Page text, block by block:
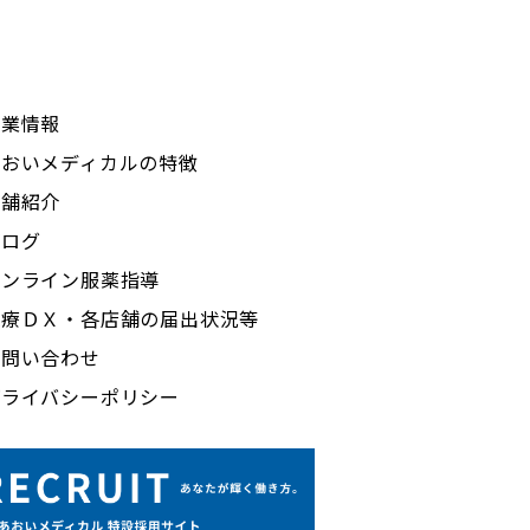
情報
いメディカルの特徴
紹介
グ
ライン服薬指導
ＤＸ・各店舗の届出状況等
い合わせ
イバシーポリシー